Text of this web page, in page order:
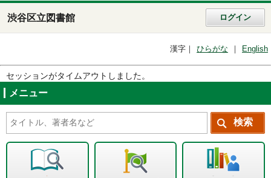
渋谷区立図書館 ログイン
漢字 ひらがな English
セッションがタイムアウトしました。
メニュー